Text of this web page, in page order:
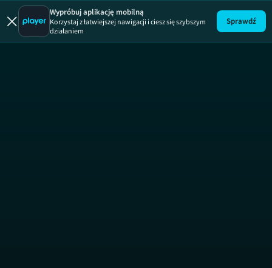
Wypróbuj aplikację mobilną
Korzystaj z łatwiejszej nawigacji i ciesz się szybszym
działaniem
Sprawdź